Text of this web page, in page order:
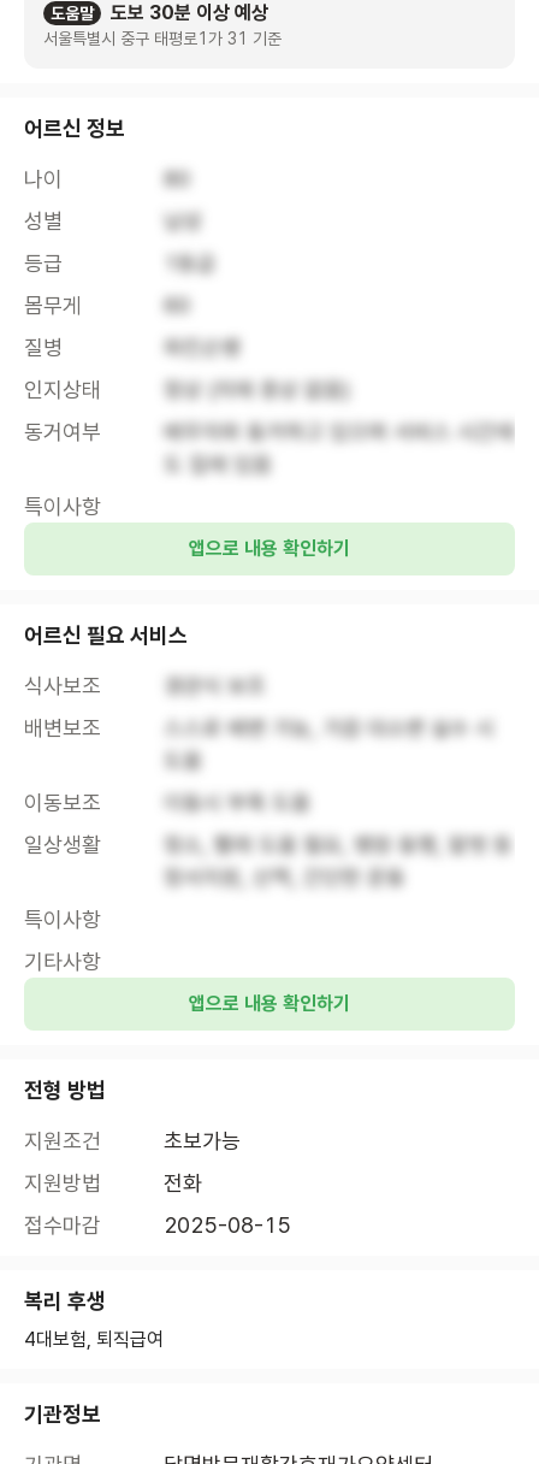
도움말 도보 30분 이상 예상
서울특별시 중구 태평로1가 31 기준
어르신 정보
나이
80
성별
남성
등급
1등급
몸무게
60
질병
파킨슨병
인지상태
정상 (치매 증상 없음)
동거여부
배우자와 동거하고 있으며 서비스 시간에
도 집에 있음
특이사항
앱으로 내용 확인하기
어르신 필요 서비스
식사보조
경관식 보조
배변보조
스스로 배변 가능, 가끔 대소변 실수 시
도움
이동보조
이동시 부축 도움
일상생활
청소, 빨래 도움 필요, 병원 동행, 말벗 등
정서지원, 산책, 간단한 운동
특이사항
기타사항
앱으로 내용 확인하기
전형 방법
지원조건
초보가능
지원방법
전화
접수마감
2025-08-15
복리 후생
4대보험, 퇴직급여
기관정보